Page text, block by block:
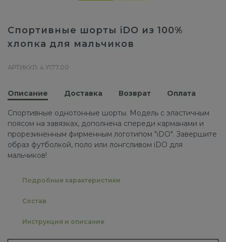
Спортивные шорты iDO из 100%
хлопка для мальчиков
АРТИКУЛ: 4.Y177.00
Описание Доставка Возврат Оплата
Спортивные однотонные шорты. Модель с эластичным
поясом на завязках, дополнена спереди карманами и
прорезиненным фирменным логотипом "iDO". Завершите
образ футболкой, поло или лонгсливом iDO для
мальчиков!
Подробные характеристики
Состав
Инструкция и описание